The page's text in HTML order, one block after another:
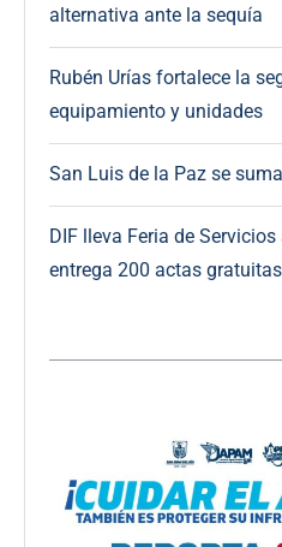
alternativa ante la sequía
Rubén Urías fortalece la
equipamiento y unidades
San Luis de la Paz se
DIF lleva Feria de
entrega 200 actas gratuitas